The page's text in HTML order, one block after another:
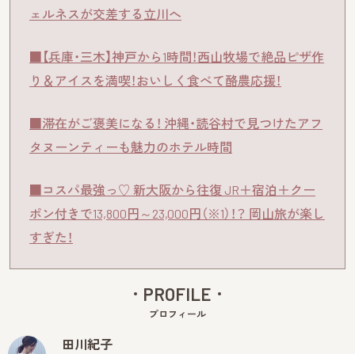
ェルネスが交差する立川へ
■【兵庫・三木】神戸から1時間！西山牧場で絶品ピザ作
り＆アイスを満喫！おいしく食べて酪農応援！
■滞在がご褒美になる！ 沖縄・読谷村で見つけたアフ
タヌーンティーも魅力のホテル時間
■コスパ最強っ♡ 新大阪から往復 JR＋宿泊＋クー
ポン付きで13,800円～23,000円（※1）！？ 岡山旅が楽し
すぎた！
PROFILE
プロフィール
田川紀子